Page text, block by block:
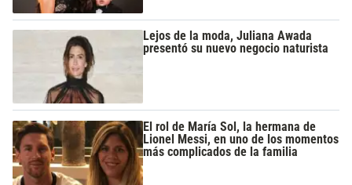
Lejos de la moda, Juliana Awada
presentó su nuevo negocio naturista
El rol de María Sol, la hermana de
Lionel Messi, en uno de los momentos
más complicados de la familia